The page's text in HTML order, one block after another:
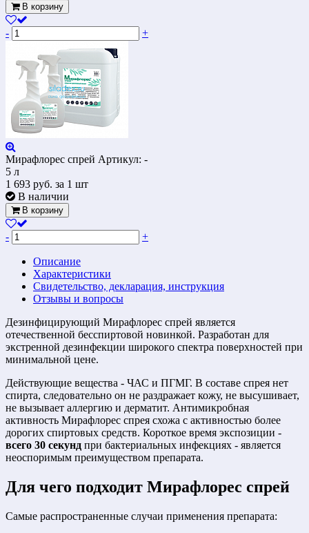
В корзину
- +
Мирафлорес спрей Артикул: -
5 л
1 693 руб. за 1 шт
В наличии
В корзину
- +
Описание
Характеристики
Свидетельство, декларация, инструкция
Отзывы и вопросы
Дезинфицирующий Мирафлорес спрей является
отечественной бесспиртовой новинкой. Разработан для
экстренной дезинфекции широкого спектра поверхностей при
минимальной цене.
Действующие вещества - ЧАС и ПГМГ. В составе спрея нет
спирта, следовательно он не раздражает кожу, не высушивает,
не вызывает аллергию и дерматит. Антимикробная
активность Мирафлорес спрея схожа с активностью более
дорогих спиртовых средств. Короткое время экспозиции -
всего 30 секунд при бактериальных инфекциях - является
неоспоримым преимуществом препарата.
Для чего подходит Мирафлорес спрей
Самые распространенные случаи применения препарата: